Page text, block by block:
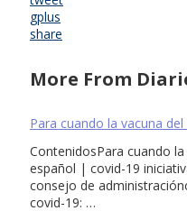
gplus
share
More From
Para cuando la vacuna
ContenidosPara cuando
español | covid-19
consejo de
covid-19: …